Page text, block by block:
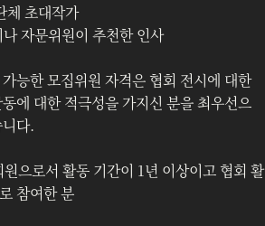
초대작가
자문위원이 추천한 인사
능한 모집위원 자격은 협회 전시에 대한
에 대한 적극성을 가지신 분을 최우선으
다.
으로서 활동 기간이 1년 이상이고 협회 활
참여한 분